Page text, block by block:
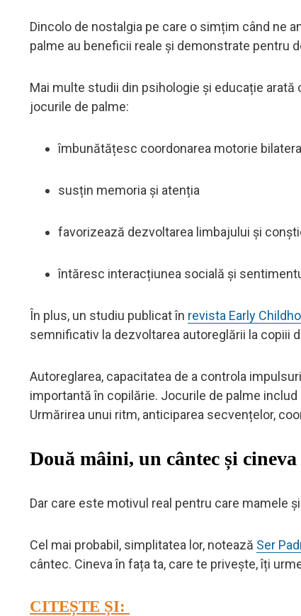
Dincolo de nostalgia pe care o simțim când ne
palme au beneficii reale și demonstrate pentru
Mai multe studii din psihologie și educație
jocurile de palme:
îmbunătățesc coordonarea motorie
susțin memoria și atenția
favorizează dezvoltarea limbajului și
întăresc interacțiunea socială și
În plus, un studiu publicat în revista Early
semnificativ la dezvoltarea autoreglării la copiii
Autoreglarea, capacitatea de a controla
importantă în copilărie. Jocurile de palme
Urmărirea unui ritm, anticiparea secvențelor,
Două mâini, un cântec și
Dar care este motivul real pentru care mamele
Cel mai probabil, simplitatea lor, notează Ser
cântec. Cineva în fața ta, care te privește, îți
CITEȘTE ȘI: